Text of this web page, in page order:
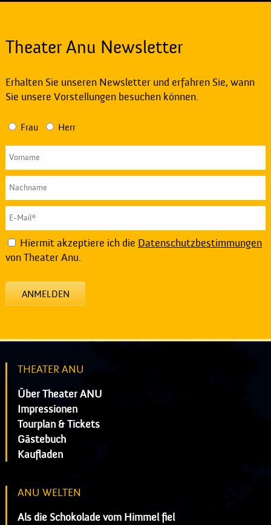
Theater Anu Newsletter
Erhalten Sie unseren Newsletter und erfahren Sie, wann
Sie unsere Vorstellungen besuchen können.
Frau Herr
Hiermit akzeptiere ich die Datenschutzbestimmungen
von Theater Anu.
ANMELDEN
THEATER ANU
Über Theater ANU
Impressionen
Tourplan & Tickets
Gästebuch
Kaufladen
ANU WELTEN
Als die Schokolade vom Himmel fiel